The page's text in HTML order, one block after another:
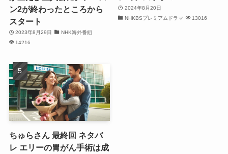
ン2が終わったところから
スタート
2023年8月29日
NHK海外番組
14216
2024年8月20日
NHKBSプレミアムドラマ
13016
ちゅらさん 最終回 ネタバ
レ エリーの胃がん手術は成